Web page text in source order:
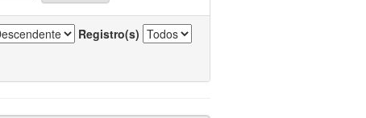
Registro(s)